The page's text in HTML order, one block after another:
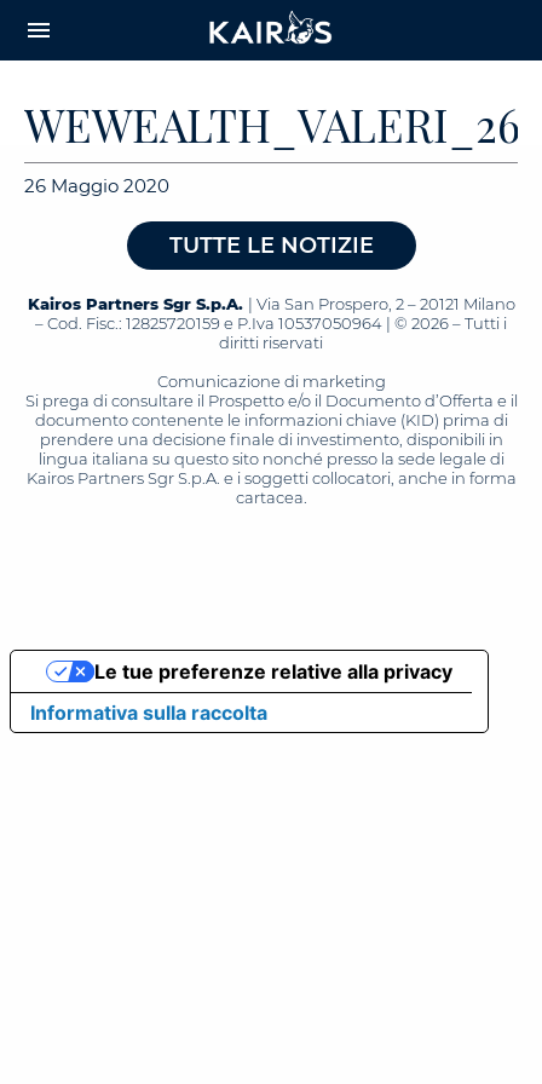
CONTENT
menu
26 Maggio 2020
TUTTE LE NOTIZIE
Kairos Partners Sgr S.p.A. | Via San Prospero, 2 – 20121 Milano
– Cod. Fisc.: 12825720159 e P.Iva 10537050964 | © 2026 – Tutti i
diritti riservati
Comunicazione di marketing
Si prega di consultare il Prospetto e/o il Documento d’Offerta e il
documento contenente le informazioni chiave (KID) prima di
prendere una decisione finale di investimento, disponibili in
lingua italiana su questo sito nonché presso la sede legale di
Kairos Partners Sgr S.p.A. e i soggetti collocatori, anche in forma
cartacea.
Informativa sulla raccolta
Le tue preferenze relative alla privacy